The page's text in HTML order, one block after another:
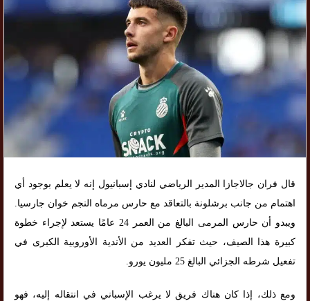
قال فران جالاجازا المدير الرياضي لنادي إسبانيول إنه لا يعلم بوجود أي
اهتمام من جانب برشلونة بالتعاقد مع حارس مرماه النجم خوان جارسيا.
ويبدو أن حارس المرمى البالغ من العمر 24 عامًا يستعد لإجراء خطوة
كبيرة هذا الصيف، حيث تفكر العديد من الأندية الأوروبية الكبرى في
تفعيل شرطه الجزائي البالغ 25 مليون يورو.
ومع ذلك، إذا كان هناك فريق لا يرغب الإسباني في انتقاله إليه، فهو